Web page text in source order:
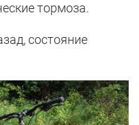
тормоза.
состояние